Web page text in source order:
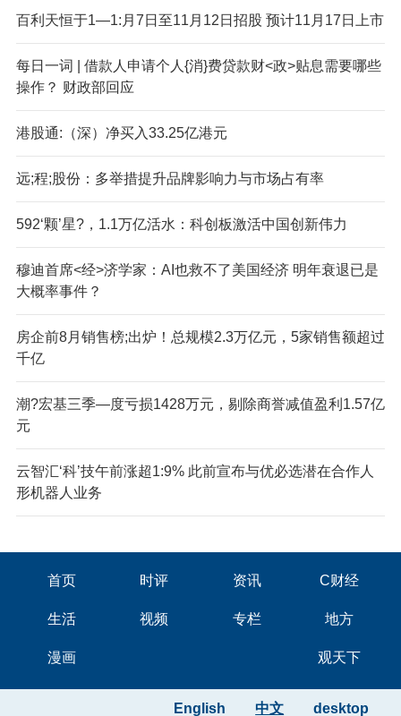
百利天恒于1—1:月7日至11月12日招股 预计11月17日上市
每日一词 | 借款人申请个人{消}费贷款财<政>贴息需要哪些
操作？ 财政部回应
港股通:（深）净买入33.25亿港元
远;程;股份：多举措提升品牌影响力与市场占有率
592‘颗’星?，1.1万亿活水：科创板激活中国创新伟力
穆迪首席<经>济学家：AI也救不了美国经济 明年衰退已是
大概率事件？
房企前8月销售榜;出炉！总规模2.3万亿元，5家销售额超过
千亿
潮?宏基三季—度亏损1428万元，剔除商誉减值盈利1.57亿
元
云智汇‘科’技午前涨超1:9% 此前宣布与优必选潜在合作人
形机器人业务
首页 时评 资讯 C财经
生活 视频 专栏 地方
漫画 观天下
desktop
中文
English